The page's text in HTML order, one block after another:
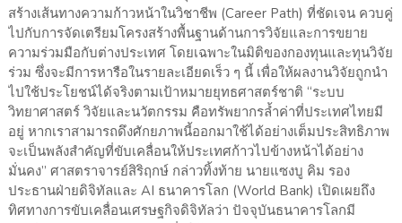
สร้างเส้นทางความก้าวหน้าในวิชาชีพ (Career Path) ที่ชัดเจน ควบคู่
ไปกับการจัดเตรียมโครงสร้างพื้นฐานด้านการวิจัยและการขยาย
ความร่วมมือกับต่างประเทศ โดยเฉพาะในมิติของกองทุนและทุนวิจัย
ร่วม ซึ่งจะมีการหารือในรายละเอียดเร็ว ๆ นี้ เพื่อให้ผลงานวิจัยถูกนำ
ไปใช้ประโยชน์ได้จริงตามเป้าหมายยุทธศาสตร์ชาติ “ระบบ
วิทยาศาสตร์ วิจัยและนวัตกรรม คือทรัพยากรล้ำค่าที่ประเทศไทยมี
อยู่ หากเราสามารถดึงศักยภาพนี้ออกมาใช้ได้อย่างเต็มประสิทธิภาพ
จะเป็นพลังสำคัญที่ขับเคลื่อนให้ประเทศก้าวไปข้างหน้าได้อย่าง
มั่นคง” ศาสตราจารย์สิริฤกษ์ กล่าวทิ้งท้าย นายแซงบู คิม รอง
ประธานฝ่ายดิจิทัลและ AI ธนาคารโลก (World Bank) เปิดเผยถึง
ทิศทางการขับเคลื่อนเศรษฐกิจดิจิทัลว่า ปัจจุบันธนาคารโลกมี